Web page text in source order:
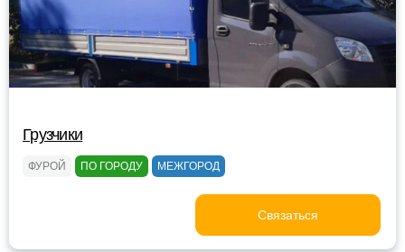
Грузчики
ФУРОЙ ПО ГОРОДУ МЕЖГОРОД
Связаться